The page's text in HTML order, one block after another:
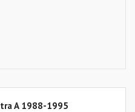
A 1988-1995